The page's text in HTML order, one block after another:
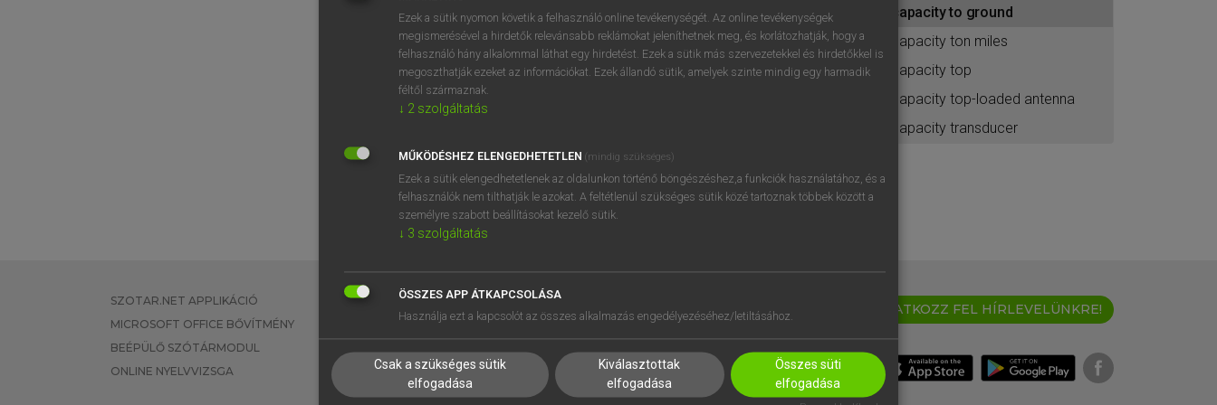
BELÉPÉS
próbaverziójának elindításához
regisztrálok ésbelépek.
REGISZTRÁCIÓ
capacity to ground
capacity ton miles
capacity top
capacity top-loaded antenna
capacity transducer
SZOTAR.NET APPLIKÁCIÓ
MICROSOFT OFFICE BŐVÍTMÉNY
BEÉPÜLŐ SZÓTÁRMODUL
ONLINE NYELVVIZSGA
EGYÉNI FELHASZNÁLÓKNAK
TANULÓKNAK
VÁLLALATI MEGOLDÁSOK
SÚGÓ
RÓLUNK
SÜTI BEÁLLÍTÁSOK
IRATKOZZ FEL HÍRLEVELÜNKRE!
Ezek a sütik nyomon követik a felhasználó online tevékenységét. Az online tevékenységek
megismerésével a hirdetők relevánsabb reklámokat jeleníthetnek meg, és korlátozhatják, hogy a
felhasználó hány alkalommal láthat egy hirdetést. Ezek a sütik más szervezetekkel és hirdetőkkel is
megoszthatják ezeket az információkat. Ezek állandó sütik, amelyek szinte mindig egy harmadik
féltől származnak.
↓ 2 szolgáltatás
MŰKÖDÉSHEZ ELENGEDHETETLEN (mindig szükséges)
Ezek a sütik elengedhetetlenek az oldalunkon történő böngészéshez,a funkciók használatához, és a
felhasználók nem tilthatják le azokat. A feltétlenül szükséges sütik közé tartoznak többek között a
személyre szabott beállításokat kezelő sütik.
↓ 3 szolgáltatás
ÖSSZES APP ÁTKAPCSOLÁSA
Használja ezt a kapcsolót az összes alkalmazás engedélyezéséhez/letiltásához.
Csak a szükséges sütik
elfogadása
Kiválasztottak
elfogadása
Összes süti
elfogadása